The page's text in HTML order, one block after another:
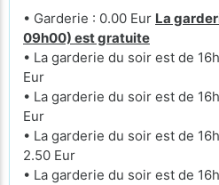
• Garderie : 0.00 Eur La
09h00) est gratuite
• La garderie du soir est de
Eur
• La garderie du soir est de
Eur
• La garderie du soir est de
2.50 Eur
• La garderie du soir est de